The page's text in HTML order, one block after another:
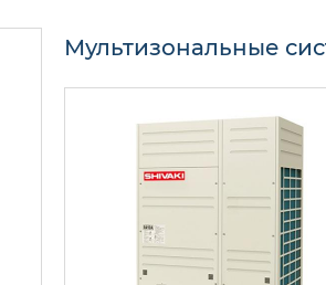
Мультизональные